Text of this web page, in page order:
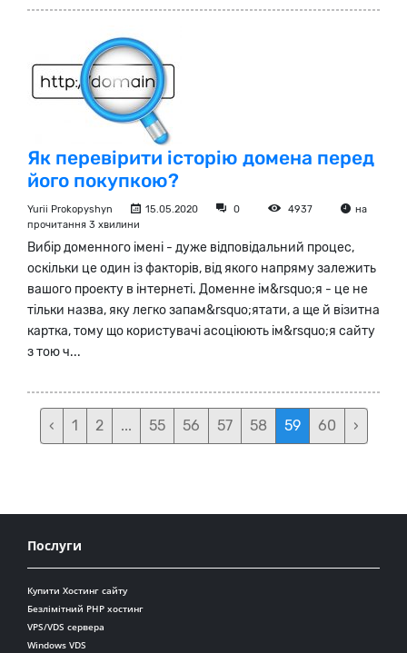
Як перевірити історію домена перед
його покупкою?
Yurii Prokopyshyn 15.05.2020 0 4937
на
прочитання 3 хвилини
Вибір доменного імені - дуже відповідальний процес,
оскільки це один із факторів, від якого напряму залежить
вашого проекту в інтернеті. Доменне ім&rsquo;я - це не
тільки назва, яку легко запам&rsquo;ятати, а ще й візитна
картка, тому що користувачі асоціюють ім&rsquo;я сайту
з тою ч...
‹ 1 2 ... 55 56 57 58 59 60 ›
Послуги
Купити Хостинг сайту
Безлімітний PHP хостинг
VPS/VDS сервера
Windows VDS